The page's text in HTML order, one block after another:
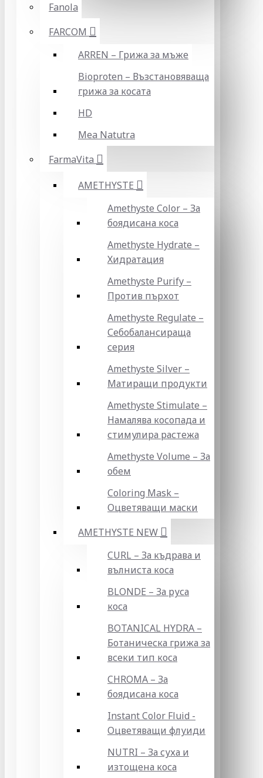
Fanola
FARCOM
ARREN – Грижа за мъже
Bioproten – Възстановяваща
грижа за косата
HD
Mea Natutra
FarmaVita
AMETHYSTE
Amethyste Color – За
боядисана коса
Amethyste Hydrate –
Хидратация
Amethyste Purify –
Против пърхот
Amethyste Regulate –
Себобалансираща
серия
Amethyste Silver –
Матиращи продукти
Amethyste Stimulate –
Намалява косопада и
стимулира растежа
Amethyste Volume – За
обем
Coloring Mask –
Оцветяващи маски
AMETHYSTE NEW
CURL – За къдрава и
вълниста коса
BLONDE – За руса
коса
BOTANICAL HYDRA –
Ботаническа грижа за
всеки тип коса
CHROMA – За
боядисана коса
Instant Color Fluid -
Оцветяващи флуиди
NUTRI – За суха и
изтощена коса